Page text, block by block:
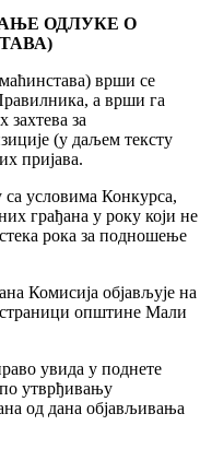
ОДЛУКЕ О
врши се
а врши га
захтева за
(у даљем тексту
пријава.
са условима Конкурса,
грађана у року који не
рока за подношење
Комисија објављује на
страници општине Мали
увида у поднете
утврђивању
од дана објављивања